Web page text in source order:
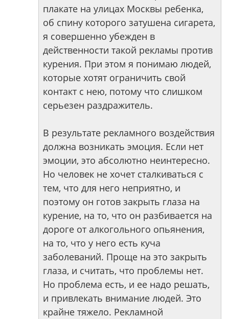
плакате на улицах Москвы ребенка,
об спину которого затушена сигарета,
я совершенно убежден в
действенности такой рекламы против
курения. При этом я понимаю людей,
которые хотят ограничить свой
контакт с нею, потому что слишком
серьезен раздражитель.
В результате рекламного воздействия
должна возникать эмоция. Если нет
эмоции, это абсолютно неинтересно.
Но человек не хочет сталкиваться с
тем, что для него неприятно, и
поэтому он готов закрыть глаза на
курение, на то, что он разбивается на
дороге от алкогольного опьянения,
на то, что у него есть куча
заболеваний. Проще на это закрыть
глаза, и считать, что проблемы нет.
Но проблема есть, и ее надо решать,
и привлекать внимание людей. Это
крайне тяжело. Рекламной